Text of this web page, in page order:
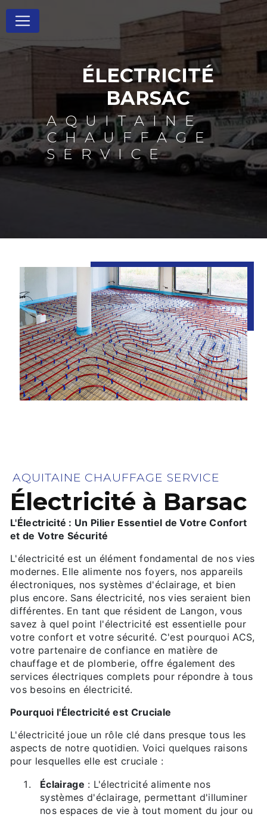
ÉLECTRICITÉ
BARSAC
AQUITAINE
CHAUFFAGE
SERVICE
AQUITAINE CHAUFFAGE SERVICE
Électricité à Barsac
L'Électricité : Un Pilier Essentiel de Votre Confort
et de Votre Sécurité
L'électricité est un élément fondamental de nos vies
modernes. Elle alimente nos foyers, nos appareils
électroniques, nos systèmes d'éclairage, et bien
plus encore. Sans électricité, nos vies seraient bien
différentes. En tant que résident de Langon, vous
savez à quel point l'électricité est essentielle pour
votre confort et votre sécurité. C'est pourquoi ACS,
votre partenaire de confiance en matière de
chauffage et de plomberie, offre également des
services électriques complets pour répondre à tous
vos besoins en électricité.
Pourquoi l'Électricité est Cruciale
L'électricité joue un rôle clé dans presque tous les
aspects de notre quotidien. Voici quelques raisons
pour lesquelles elle est cruciale :
Éclairage : L'électricité alimente nos
systèmes d'éclairage, permettant d'illuminer
nos espaces de vie à tout moment du jour ou
Panneau de gestion des cookies